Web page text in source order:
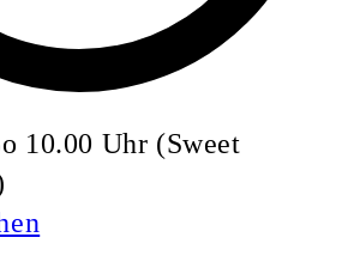
10.00 Uhr (Sweet